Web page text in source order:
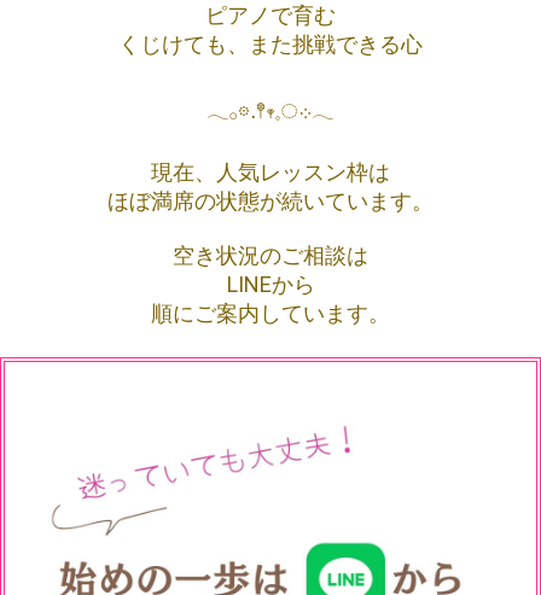
ピアノで育む
くじけても、また挑戦できる心
𓂃𓂂𖡼.𖤣𖥧𓈒◌܀𓂃
現在、人気レッスン枠は
ほぼ満席の状態が続いています。
空き状況のご相談は
LINEから
順にご案内しています。